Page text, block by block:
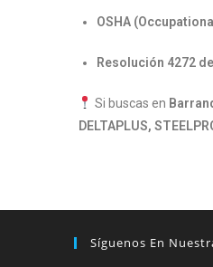
OSHA
Resolución 4272
Si buscas en
DELTAPLUS,
Síguenos En